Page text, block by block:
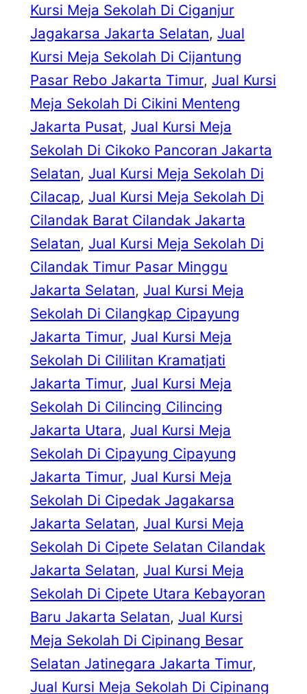
Kursi Meja Sekolah Di Ciganjur
Jagakarsa Jakarta Selatan, Jual
Kursi Meja Sekolah Di Cijantung
Pasar Rebo Jakarta Timur, Jual Kursi
Meja Sekolah Di Cikini Menteng
Jakarta Pusat, Jual Kursi Meja
Sekolah Di Cikoko Pancoran Jakarta
Selatan, Jual Kursi Meja Sekolah Di
Cilacap, Jual Kursi Meja Sekolah Di
Cilandak Barat Cilandak Jakarta
Selatan, Jual Kursi Meja Sekolah Di
Cilandak Timur Pasar Minggu
Jakarta Selatan, Jual Kursi Meja
Sekolah Di Cilangkap Cipayung
Jakarta Timur, Jual Kursi Meja
Sekolah Di Cililitan Kramatjati
Jakarta Timur, Jual Kursi Meja
Sekolah Di Cilincing Cilincing
Jakarta Utara, Jual Kursi Meja
Sekolah Di Cipayung Cipayung
Jakarta Timur, Jual Kursi Meja
Sekolah Di Cipedak Jagakarsa
Jakarta Selatan, Jual Kursi Meja
Sekolah Di Cipete Selatan Cilandak
Jakarta Selatan, Jual Kursi Meja
Sekolah Di Cipete Utara Kebayoran
Baru Jakarta Selatan, Jual Kursi
Meja Sekolah Di Cipinang Besar
Selatan Jatinegara Jakarta Timur
Jual Kursi Meja Sekolah Di Cipinang